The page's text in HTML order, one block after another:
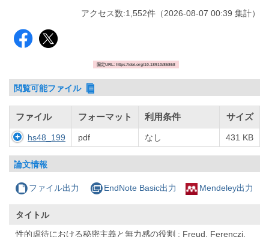
アクセス数:1,552件 （2026-08-07 00:39 集計）
固定URL: https://doi.org/10.18910/86868
閲覧可能ファイル
ファイル フォーマット 利用条件 サイズ
hs48_199 pdf なし 431 KB
論文情報
ファイル出力 EndNote Basic出力 Mendeley出力
タイトル
性的虐待における秘密主義と無力感の役割 : Freud, Ferenczi,